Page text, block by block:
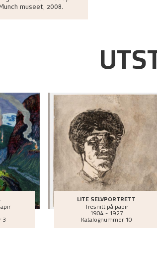
museet, 2008.
3
LITE SELVPORTRETT
Tresnitt på papir
1904 - 1927
Katalognummer 10